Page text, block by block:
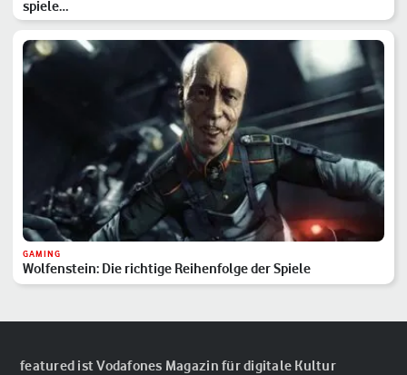
spiele…
GAMING
Wolfenstein: Die richtige Reihenfolge der Spiele
featured ist Vodafones Magazin für digitale Kultur